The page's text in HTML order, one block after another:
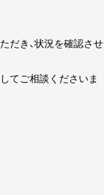
だき、状況を確認させ
てご相談くださいま